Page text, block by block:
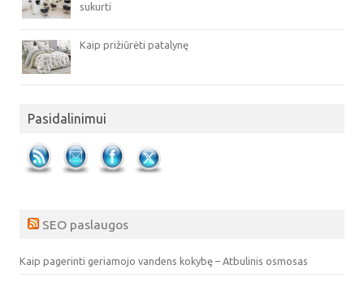
sukurti
Kaip prižiūrėti patalynę
Pasidalinimui
SEO paslaugos
Kaip pagerinti geriamojo vandens kokybę – Atbulinis osmosas